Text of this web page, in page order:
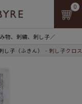
物、刺繍、刺し子／
0
し子（ふきん） 刺し子クロ